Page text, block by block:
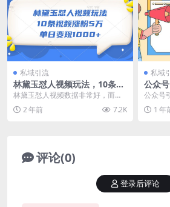
私域引流
林黛玉怼人视频玩法，10条视
频涨粉5万，单日变现1000+
林黛玉怼人视频数据非常好，而且
批量矩阵起号，起号成功率80% 为
什么这么火？ 1...
2 年前 7.2K
私域
公众
础即
公众号
轻松掌
个公众
1 年
评论(0)
登录后评论